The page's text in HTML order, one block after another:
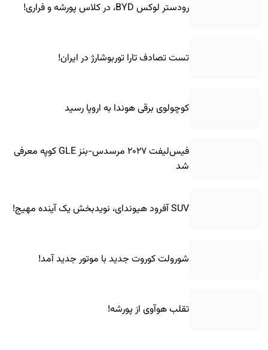
رودستر لوکس BYD، در کلاس پورشه و فراری!
تست تصادف تارا توربوشارژ در ایران!
کوچولوی برقی هوندا به اروپا رسید
فیس‌لیفت ۲۰۲۷ مرسدس-بنز GLE کوپه معرفی
شد
SUV آفرود هیوندای، نویدبخش یک آینده مهیج!
شورولت کوروت جدید با موتور جدید آمد!
تقلب هوآوی از پورشه!